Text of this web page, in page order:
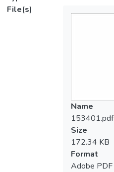
File(s)
Name
153401.pdf
Size
172.34 KB
Format
Adobe PDF